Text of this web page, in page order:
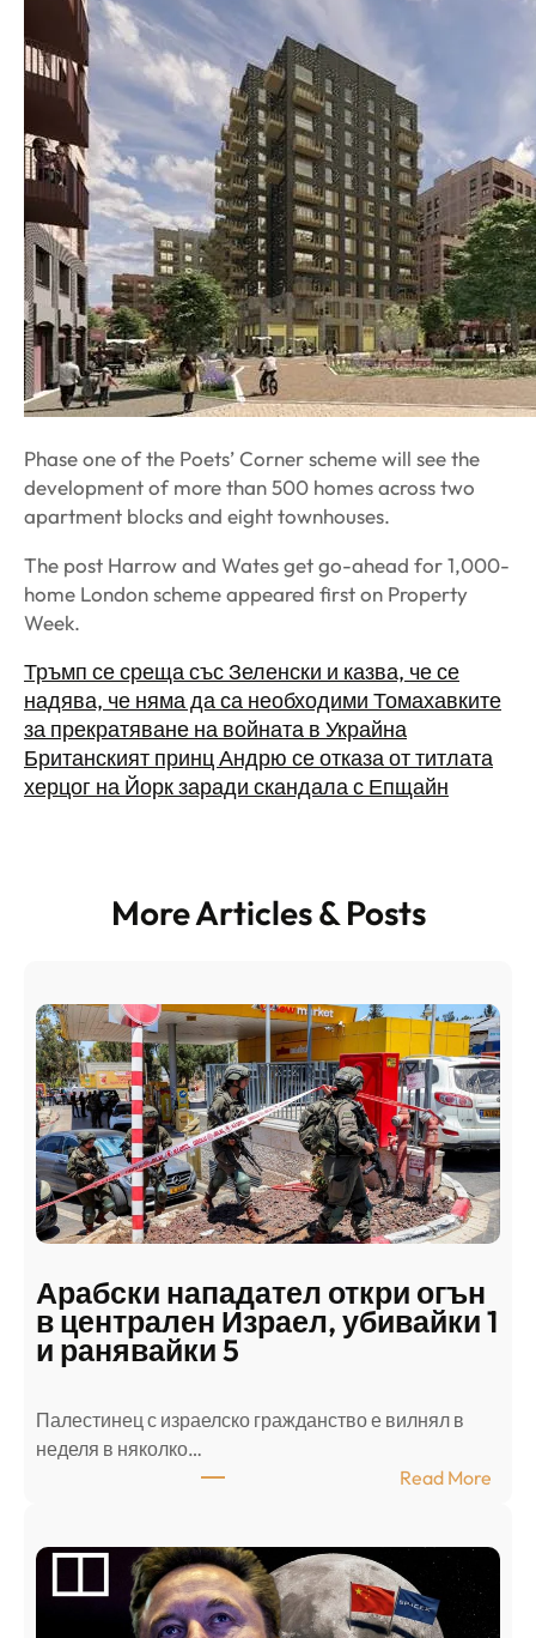
Phase one of the Poets’ Corner scheme will see the
development of more than 500 homes across two
apartment blocks and eight townhouses.
The post Harrow and Wates get go-ahead for 1,000-
home London scheme appeared first on Property
Week.
Тръмп се среща със Зеленски и казва, че се
надява, че няма да са необходими Томахавките
за прекратяване на войната в Украйна
Британският принц Андрю се отказа от титлата
херцог на Йорк заради скандала с Епщайн
More Articles & Posts
Арабски нападател откри огън
в централен Израел, убивайки 1
и ранявайки 5
Палестинец с израелско гражданство е вилнял в
неделя в няколко…
Read More:
а